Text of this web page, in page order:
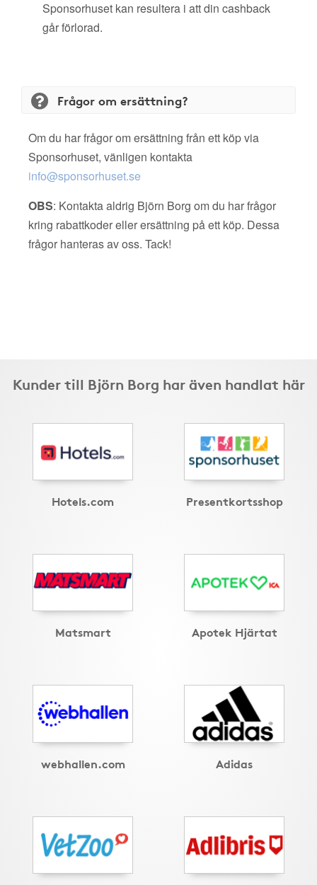
Sponsorhuset kan resultera i att din cashback
går förlorad.
Frågor om ersättning?
Om du har frågor om ersättning från ett köp via
Sponsorhuset, vänligen kontakta
info@sponsorhuset.se
OBS: Kontakta aldrig Björn Borg om du har frågor
kring rabattkoder eller ersättning på ett köp. Dessa
frågor hanteras av oss. Tack!
Kunder till Björn Borg har även handlat här
Hotels.com Presentkortsshop
Matsmart Apotek Hjärtat
webhallen.com Adidas